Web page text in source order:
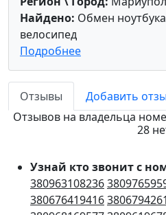
Найдено: Обмен ноутбука
велосипед
Подробнее
Отзывы
Добавить
Отзывов на владельца
28
Узнай кто звонит с
380963108236
380676419416